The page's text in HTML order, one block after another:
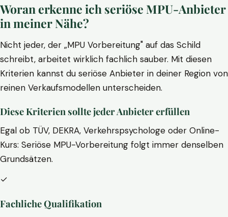
Woran erkenne ich seriöse MPU-Anbieter
in meiner Nähe?
Nicht jeder, der „MPU Vorbereitung" auf das Schild
schreibt, arbeitet wirklich fachlich sauber. Mit diesen
Kriterien kannst du seriöse Anbieter in deiner Region von
reinen Verkaufsmodellen unterscheiden.
Diese Kriterien sollte jeder Anbieter erfüllen
Egal ob TÜV, DEKRA, Verkehrspsychologe oder Online-
Kurs: Seriöse MPU-Vorbereitung folgt immer denselben
Grundsätzen.
✓
Fachliche Qualifikation